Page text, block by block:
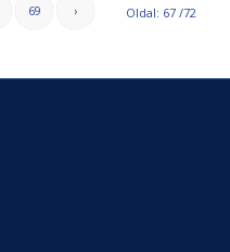
Oldal: 67 /72
69 ›